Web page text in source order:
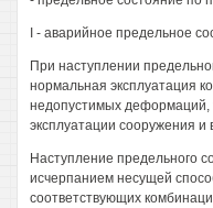
I - аварийное предельное
При наступлении
нормальная эксплуатация
недопустимых деформаций,
эксплуатации сооружения
Наступление предельного
исчерпанием несущей
соответствующих